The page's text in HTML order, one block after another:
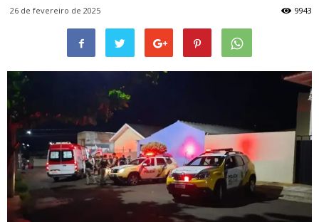
26 de fevereiro de 2025 9943